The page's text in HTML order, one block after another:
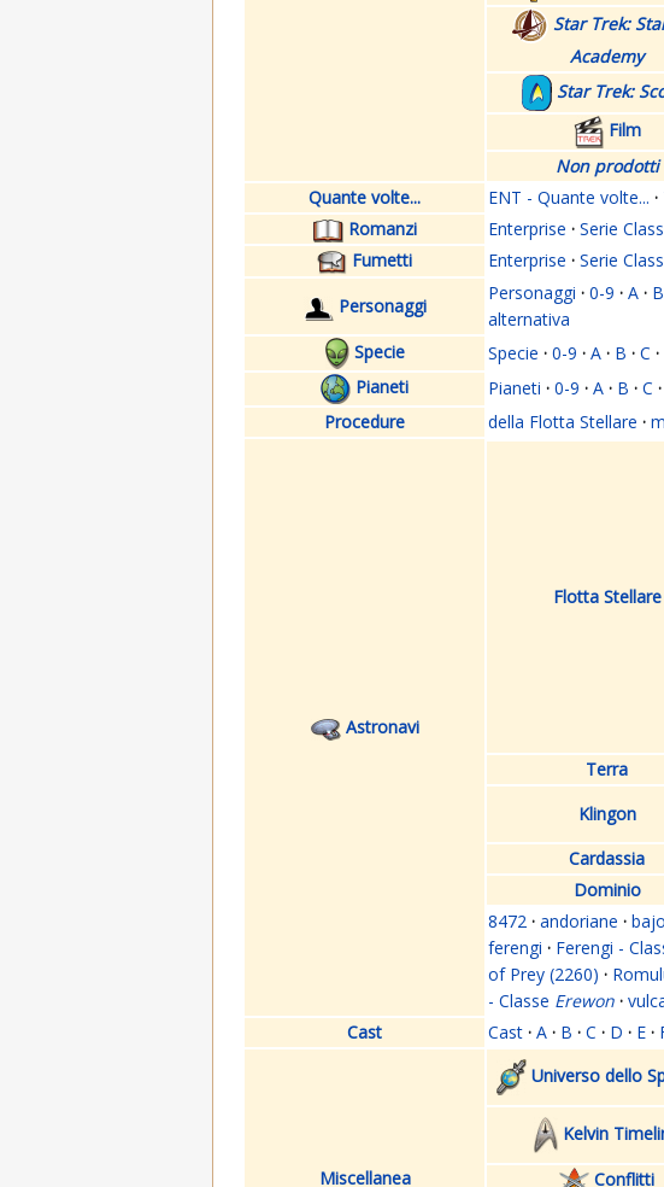
Star Trek:
Academy
Star Trek:
Film
Non prodotti
Quante volte...
ENT - Quante volte... ·
Romanzi
Enterprise · Serie
Fumetti
Enterprise · Serie
Personaggi
Personaggi · 0-9 · A · B
alternativa
Specie
Specie · 0-9 · A · B · C ·
Pianeti
Pianeti · 0-9 · A · B · C ·
Procedure
della Flotta Stellare ·
Astronavi
Flotta Stellare
Terra
Klingon
Cardassia
Dominio
8472 · andoriane ·
ferengi · Ferengi -
of Prey (2260) ·
- Classe Erewon ·
Cast
Cast · A · B · C · D · E ·
Miscellanea
Universo dello
Kelvin
Conflitti